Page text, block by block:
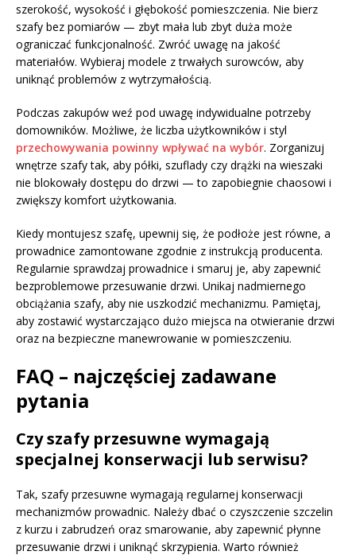
szerokość, wysokość i głębokość pomieszczenia. Nie bierz
szafy bez pomiarów — zbyt mała lub zbyt duża może
ograniczać funkcjonalność. Zwróć uwagę na jakość
materiałów. Wybieraj modele z trwałych surowców, aby
uniknąć problemów z wytrzymałością.
Podczas zakupów weź pod uwagę indywidualne potrzeby
domowników. Możliwe, że liczba użytkowników i styl
przechowywania powinny wpływać na wybór. Zorganizuj
wnętrze szafy tak, aby półki, szuflady czy drążki na wieszaki
nie blokowały dostępu do drzwi — to zapobiegnie chaosowi i
zwiększy komfort użytkowania.
Kiedy montujesz szafę, upewnij się, że podłoże jest równe, a
prowadnice zamontowane zgodnie z instrukcją producenta.
Regularnie sprawdzaj prowadnice i smaruj je, aby zapewnić
bezproblemowe przesuwanie drzwi. Unikaj nadmiernego
obciążania szafy, aby nie uszkodzić mechanizmu. Pamiętaj,
aby zostawić wystarczająco dużo miejsca na otwieranie drzwi
oraz na bezpieczne manewrowanie w pomieszczeniu.
FAQ – najczęściej zadawane
pytania
Czy szafy przesuwne wymagają
specjalnej konserwacji lub serwisu?
Tak, szafy przesuwne wymagają regularnej konserwacji
mechanizmów prowadnic. Należy dbać o czyszczenie szczelin
z kurzu i zabrudzeń oraz smarowanie, aby zapewnić płynne
przesuwanie drzwi i uniknąć skrzypienia. Warto również